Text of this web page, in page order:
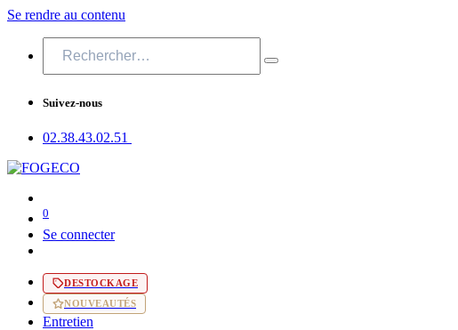
Se rendre au contenu
Suivez-nous
02.38.43​.02.51
0
Se connecter
DESTOCKAGE
NOUVEAUTÉS
Entretien